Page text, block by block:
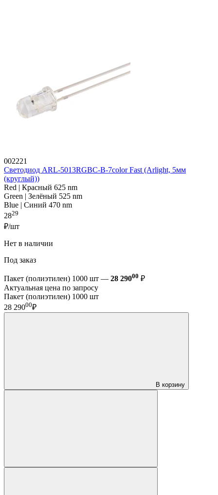
002221
Светодиод ARL-5013RGBC-B-7color Fast (Arlight, 5мм
(круглый))
Red | Красный 625 nm
Green | Зелёный 525 nm
Blue | Синий 470 nm
2829
₽/шт
Нет в наличии
Под заказ
Пакет (полиэтилен) 1000 шт — 28 29000 ₽
Актуальная цена по запросу
Пакет (полиэтилен) 1000 шт
28 29000₽
В корзину